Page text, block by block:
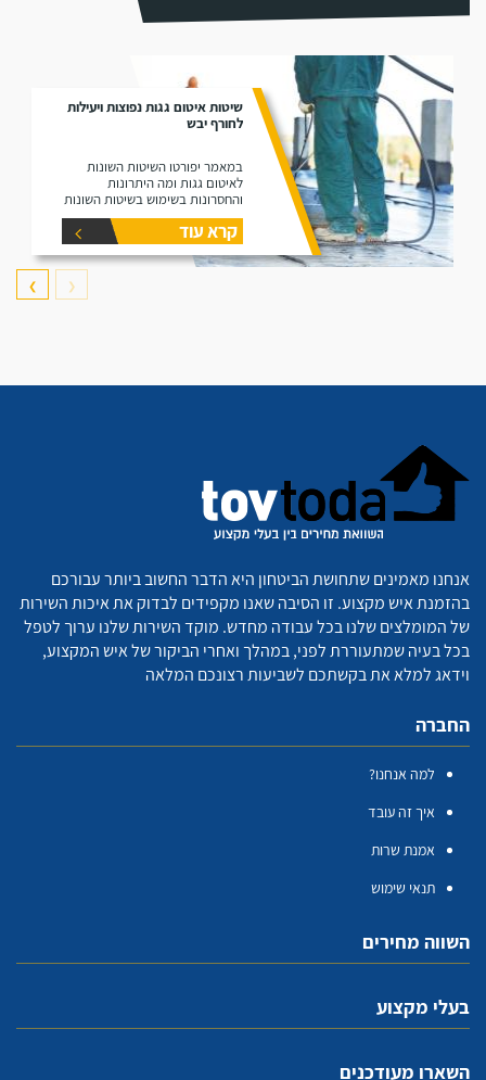
שיטות איטום גגות נפוצות ויעילות
לחורף יבש
במאמר יפורטו השיטות השונות
לאיטום גגות ומה היתרונות
והחסרונות בשימוש בשיטות השונות
קרא עוד
❮
❯
אנחנו מאמינים שתחושת הביטחון היא הדבר החשוב ביותר עבורכם
בהזמנת איש מקצוע. זו הסיבה שאנו מקפידים לבדוק את איכות השירות
של המומלצים שלנו בכל עבודה מחדש. מוקד השירות שלנו ערוך לטפל
בכל בעיה שמתעוררת לפני, במהלך ואחרי הביקור של איש המקצוע,
וידאג למלא את בקשתכם לשביעות רצונכם המלאה
החברה
למה אנחנו?
איך זה עובד
אמנת שרות
תנאי שימוש
השווה מחירים
בעלי מקצוע
השארו מעודכנים